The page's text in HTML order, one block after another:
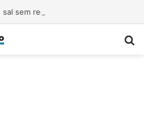
sem registro; veja quais são